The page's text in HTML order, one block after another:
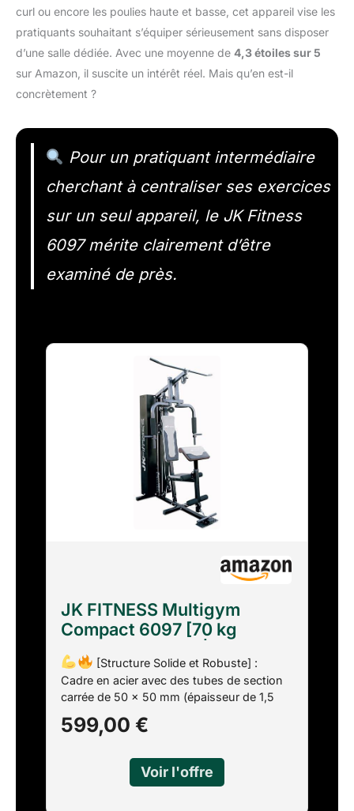
curl ou encore les poulies haute et basse, cet appareil vise les
pratiquants souhaitant s’équiper sérieusement sans disposer
d’une salle dédiée. Avec une moyenne de 4,3 étoiles sur 5
sur Amazon, il suscite un intérêt réel. Mais qu’en est-il
concrètement ?
Pour un pratiquant intermédiaire
cherchant à centraliser ses exercices
sur un seul appareil, le JK Fitness
6097 mérite clairement d’être
examiné de près.
JK FITNESS Multigym
Compact 6097 [70 kg
Exercices Chest Press,
Butterfly, Leg Curl,
Low/High Pulley, Curl sur
Banc Scott
[Structure Solide et Robuste] :
Cadre en acier avec des tubes de section
carrée de 50 x 50 mm (épaisseur de 1,5
et résistance même pour les utilisateurs les
Poids] : Équipé d'un ensemble de poids de
70 kg avec une sélection par paliers de 7
599,00 €